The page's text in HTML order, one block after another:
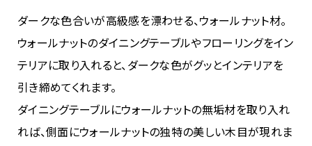
ダークな色合いが高級感を漂わせる、ウォールナット材。
ウォールナットのダイニングテーブルやフローリングをイン
テリアに取り入れると、ダークな色がグッとインテリアを
引き締めてくれます。
ダイニングテーブルにウォールナットの無垢材を取り入れ
れば、側面にウォールナットの独特の美しい木目が現れま